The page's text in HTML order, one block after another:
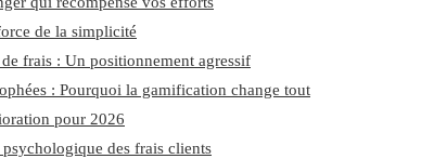
de la simplicité
frais : Un positionnement agressif
: Pourquoi la gamification change tout
pour 2026
des frais clients